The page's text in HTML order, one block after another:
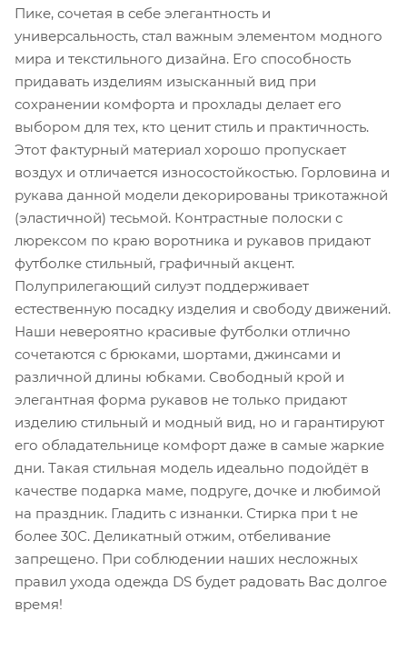
Пике, сочетая в себе элегантность и
универсальность, стал важным элементом модного
мира и текстильного дизайна. Его способность
придавать изделиям изысканный вид при
сохранении комфорта и прохлады делает его
выбором для тех, кто ценит стиль и практичность.
Этот фактурный материал хорошо пропускает
воздух и отличается износостойкостью. Горловина и
рукава данной модели декорированы трикотажной
(эластичной) тесьмой. Контрастные полоски с
люрексом по краю воротника и рукавов придают
футболке стильный, графичный акцент.
Полуприлегающий силуэт поддерживает
естественную посадку изделия и свободу движений.
Наши невероятно красивые футболки отлично
сочетаются с брюками, шортами, джинсами и
различной длины юбками. Свободный крой и
элегантная форма рукавов не только придают
изделию стильный и модный вид, но и гарантируют
его обладательнице комфорт даже в самые жаркие
дни. Такая стильная модель идеально подойдёт в
качестве подарка маме, подруге, дочке и любимой
на праздник. Гладить с изнанки. Стирка при t не
более 30С. Деликатный отжим, отбеливание
запрещено. При соблюдении наших несложных
правил ухода одежда DS будет радовать Вас долгое
время!